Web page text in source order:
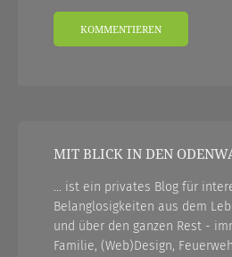
MIT BLICK IN DEN
... ist ein privates Blog für
Belanglosigkeiten aus dem
und über den ganzen Rest -
Familie, (Web)Design,